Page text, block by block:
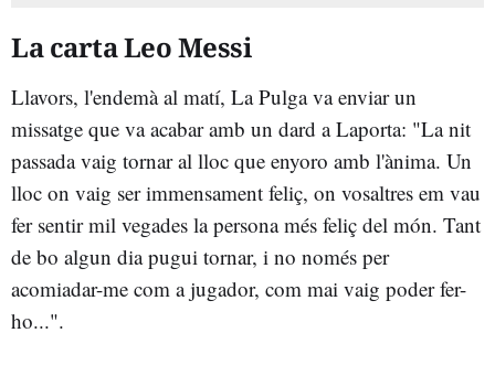
La carta Leo Messi
Llavors, l'endemà al matí, La Pulga va enviar un
missatge que va acabar amb un dard a Laporta: "La nit
passada vaig tornar al lloc que enyoro amb l'ànima. Un
lloc on vaig ser immensament feliç, on vosaltres em vau
fer sentir mil vegades la persona més feliç del món. Tant
de bo algun dia pugui tornar, i no només per
acomiadar-me com a jugador, com mai vaig poder fer-
ho...".